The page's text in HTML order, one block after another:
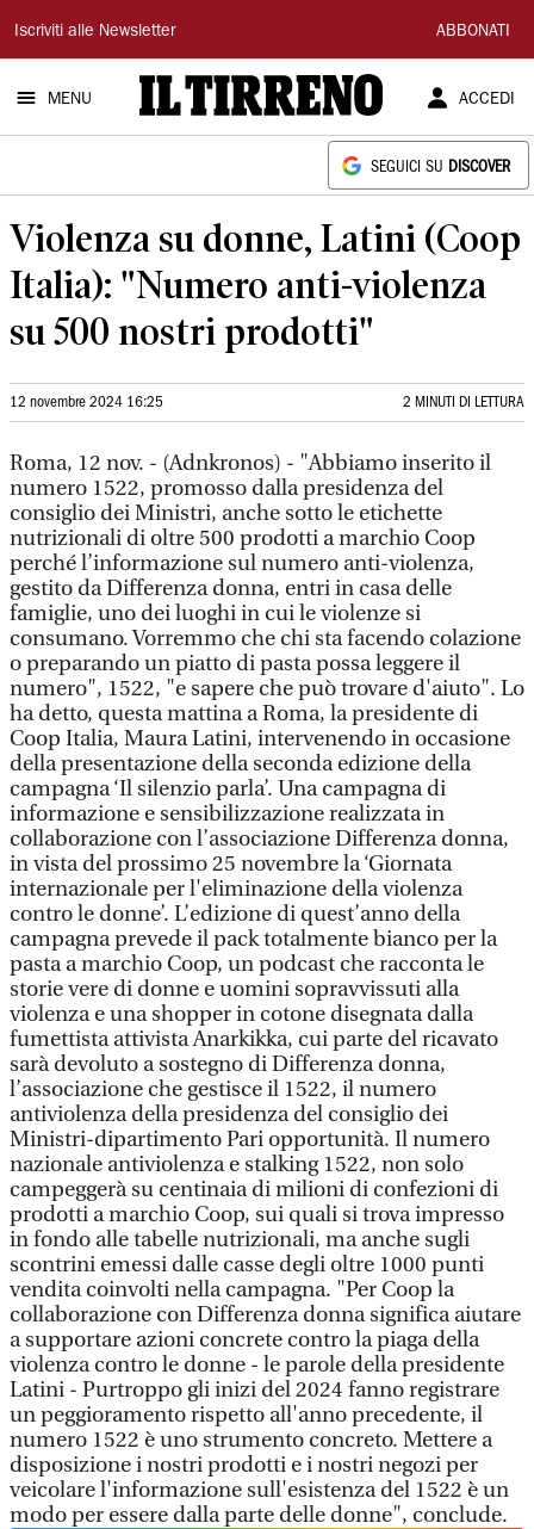
Il
Tirreno
Iscriviti alle Newsletter ABBONATI
MENU ACCEDI
SEGUICI SU DISCOVER
Violenza su donne, Latini (Coop
Italia): "Numero anti-violenza
su 500 nostri prodotti"
12 novembre 2024 16:25 2 MINUTI DI LETTURA
Roma, 12 nov. - (Adnkronos) - "Abbiamo inserito il
numero 1522, promosso dalla presidenza del
consiglio dei Ministri, anche sotto le etichette
nutrizionali di oltre 500 prodotti a marchio Coop
perché l’informazione sul numero anti-violenza,
gestito da Differenza donna, entri in casa delle
famiglie, uno dei luoghi in cui le violenze si
consumano. Vorremmo che chi sta facendo colazione
o preparando un piatto di pasta possa leggere il
numero", 1522, "e sapere che può trovare d'aiuto". Lo
ha detto, questa mattina a Roma, la presidente di
Coop Italia, Maura Latini, intervenendo in occasione
della presentazione della seconda edizione della
campagna ‘Il silenzio parla’. Una campagna di
informazione e sensibilizzazione realizzata in
collaborazione con l’associazione Differenza donna,
in vista del prossimo 25 novembre la ‘Giornata
internazionale per l'eliminazione della violenza
contro le donne’. L’edizione di quest’anno della
campagna prevede il pack totalmente bianco per la
pasta a marchio Coop, un podcast che racconta le
storie vere di donne e uomini sopravvissuti alla
violenza e una shopper in cotone disegnata dalla
fumettista attivista Anarkikka, cui parte del ricavato
sarà devoluto a sostegno di Differenza donna,
l’associazione che gestisce il 1522, il numero
antiviolenza della presidenza del consiglio dei
Ministri-dipartimento Pari opportunità. Il numero
nazionale antiviolenza e stalking 1522, non solo
campeggerà su centinaia di milioni di confezioni di
prodotti a marchio Coop, sui quali si trova impresso
in fondo alle tabelle nutrizionali, ma anche sugli
scontrini emessi dalle casse degli oltre 1000 punti
vendita coinvolti nella campagna. "Per Coop la
collaborazione con Differenza donna significa aiutare
a supportare azioni concrete contro la piaga della
violenza contro le donne - le parole della presidente
Latini - Purtroppo gli inizi del 2024 fanno registrare
un peggioramento rispetto all'anno precedente, il
numero 1522 è uno strumento concreto. Mettere a
disposizione i nostri prodotti e i nostri negozi per
veicolare l'informazione sull'esistenza del 1522 è un
modo per essere dalla parte delle donne", conclude.